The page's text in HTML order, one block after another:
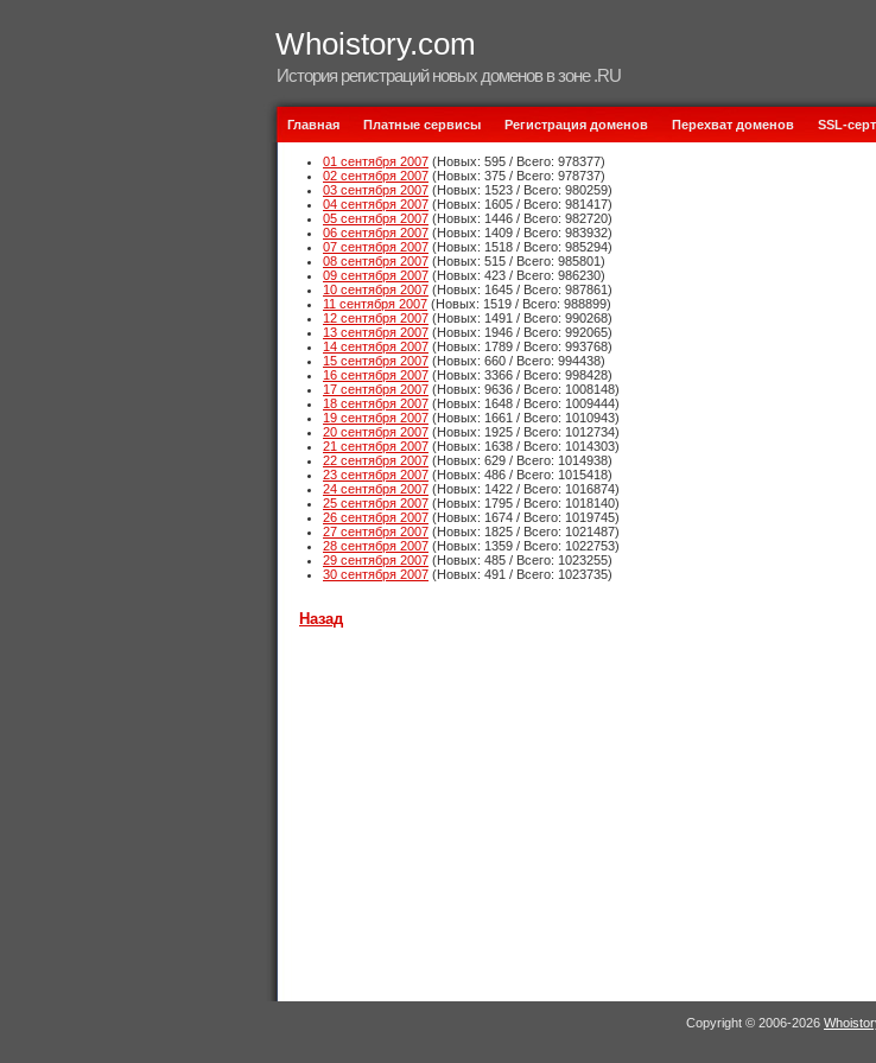
Whoistory.com
История регистраций новых доменов в зоне .RU
Главная Платные сервисы Регистрация доменов Перехват доменов SSL-
01 сентября 2007 (Новых: 595 / Всего: 978377)
02 сентября 2007 (Новых: 375 / Всего: 978737)
03 сентября 2007 (Новых: 1523 / Всего: 980259)
04 сентября 2007 (Новых: 1605 / Всего: 981417)
05 сентября 2007 (Новых: 1446 / Всего: 982720)
06 сентября 2007 (Новых: 1409 / Всего: 983932)
07 сентября 2007 (Новых: 1518 / Всего: 985294)
08 сентября 2007 (Новых: 515 / Всего: 985801)
09 сентября 2007 (Новых: 423 / Всего: 986230)
10 сентября 2007 (Новых: 1645 / Всего: 987861)
11 сентября 2007 (Новых: 1519 / Всего: 988899)
12 сентября 2007 (Новых: 1491 / Всего: 990268)
13 сентября 2007 (Новых: 1946 / Всего: 992065)
14 сентября 2007 (Новых: 1789 / Всего: 993768)
15 сентября 2007 (Новых: 660 / Всего: 994438)
16 сентября 2007 (Новых: 3366 / Всего: 998428)
17 сентября 2007 (Новых: 9636 / Всего: 1008148)
18 сентября 2007 (Новых: 1648 / Всего: 1009444)
19 сентября 2007 (Новых: 1661 / Всего: 1010943)
20 сентября 2007 (Новых: 1925 / Всего: 1012734)
21 сентября 2007 (Новых: 1638 / Всего: 1014303)
22 сентября 2007 (Новых: 629 / Всего: 1014938)
23 сентября 2007 (Новых: 486 / Всего: 1015418)
24 сентября 2007 (Новых: 1422 / Всего: 1016874)
25 сентября 2007 (Новых: 1795 / Всего: 1018140)
26 сентября 2007 (Новых: 1674 / Всего: 1019745)
27 сентября 2007 (Новых: 1825 / Всего: 1021487)
28 сентября 2007 (Новых: 1359 / Всего: 1022753)
29 сентября 2007 (Новых: 485 / Всего: 1023255)
30 сентября 2007 (Новых: 491 / Всего: 1023735)
Назад
Copyright © 2006-2026